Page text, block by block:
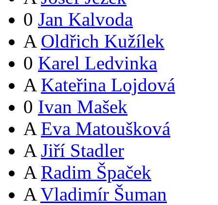
0 Jan Kalvoda
A Oldřich Kužílek
0 Karel Ledvinka
A Kateřina Lojdová
0 Ivan Mašek
A Eva Matoušková
A Jiří Stadler
A Radim Špaček
A Vladimír Šuman